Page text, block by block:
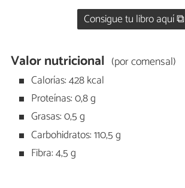
Consigue tu libro aquí ⧉
Valor nutricional (por comensal)
Calorías: 428 kcal
Proteínas: 0,8 g
Grasas: 0,5 g
Carbohidratos: 110,5 g
Fibra: 4,5 g